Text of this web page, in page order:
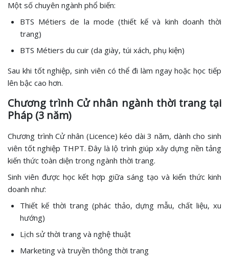
Một số chuyên ngành phổ biến:
BTS Métiers de la mode (thiết kế và kinh doanh thời
trang)
BTS Métiers du cuir (da giày, túi xách, phụ kiện)
Sau khi tốt nghiệp, sinh viên có thể đi làm ngay hoặc học tiếp
lên bậc cao hơn.
Chương trình Cử nhân ngành thời trang tại
Pháp (3 năm)
Chương trình Cử nhân (Licence) kéo dài 3 năm, dành cho sinh
viên tốt nghiệp THPT. Đây là lộ trình giúp xây dựng nền tảng
kiến thức toàn diện trong ngành thời trang.
Sinh viên được học kết hợp giữa sáng tạo và kiến thức kinh
doanh như:
Thiết kế thời trang (phác thảo, dựng mẫu, chất liệu, xu
hướng)
Lịch sử thời trang và nghệ thuật
Marketing và truyền thông thời trang